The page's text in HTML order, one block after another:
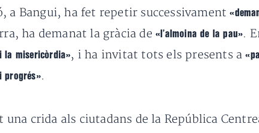
a Bangui, ha fet repetir successivament
ha demanat la gràcia de«l’almoina de la pau».
la misericòrdia», i ha invitat tots els presents a
progrés».
una crida als ciutadans de la República